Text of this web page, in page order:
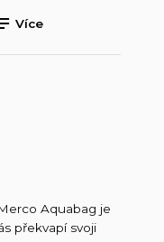
Více
Aquabag je
překvapí svoji